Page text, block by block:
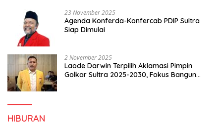
23 November 2025
Agenda Konferda-Konfercab PDIP Sultra
Siap Dimulai
2 November 2025
Laode Darwin Terpilih Aklamasi Pimpin
Golkar Sultra 2025-2030, Fokus Bangun
HIBURAN